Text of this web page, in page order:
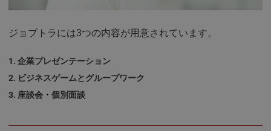
ジョブトラには3つの内容が用意されています。
企業プレゼンテーション
ビジネスゲームとグループワーク
座談会・個別面談